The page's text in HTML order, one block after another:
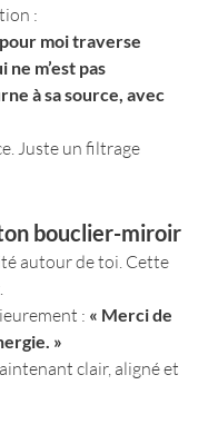
:
moi traverse
m’est pas
à sa source, avec
Juste un filtrage
bouclier-miroir
autour de toi. Cette
: « Merci de
»
clair, aligné et